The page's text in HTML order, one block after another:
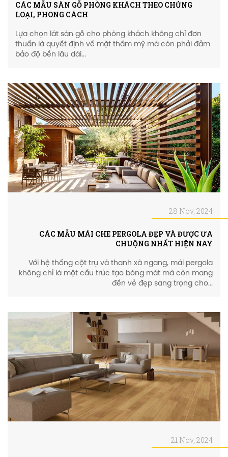
CÁC MẪU SÀN GỖ PHÒNG KHÁCH THEO CHỦNG
LOẠI, PHONG CÁCH
Lựa chọn lát sàn gỗ cho phòng khách không chỉ đơn
thuần là quyết định về mặt thẩm mỹ mà còn phải đảm
bảo độ bền lâu dài...
28 Nov, 2024
CÁC MẪU MÁI CHE PERGOLA ĐẸP VÀ ĐƯỢC ƯA
CHUỘNG NHẤT HIỆN NAY
Với hệ thống cột trụ và thanh xà ngang, mái pergola
không chỉ là một cấu trúc tạo bóng mát mà còn mang
đến vẻ đẹp sang trọng cho...
21 Nov, 2024